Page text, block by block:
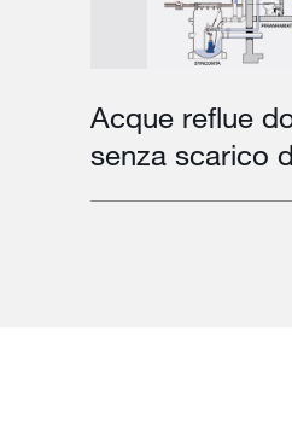
Acque reflue
senza scarico